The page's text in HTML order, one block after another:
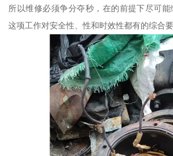
所以维修必须争分夺秒，在的前提下尽可能
这项工作对安全性、性和时效性都有的综合要